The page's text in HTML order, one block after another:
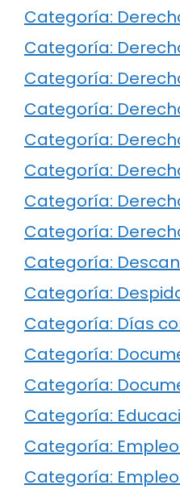
Categoría:
Categoría:
Categoría:
Categoría:
Categoría:
Categoría:
Categoría:
Categoría:
Categoría:
Categoría:
Categoría: Días
Categoría:
Categoría:
Categoría:
Categoría:
Categoría: